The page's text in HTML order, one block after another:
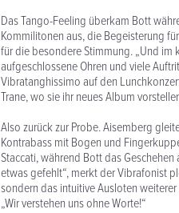
Das Tango-Feeling überkam Bott
Kommilitonen aus, die Begeisterung
für die besondere Stimmung. „Und im
aufgeschlossene Ohren und viele
Vibratanghissimo auf den
Trane, wo sie ihr neues Album
Also zurück zur Probe. Aisemberg
Kontrabass mit Bogen und
Staccati, während Bott das
etwas gefehlt“, merkt der Vibrafonist
sondern das intuitive Ausloten
„Wir verstehen uns ohne Worte!“